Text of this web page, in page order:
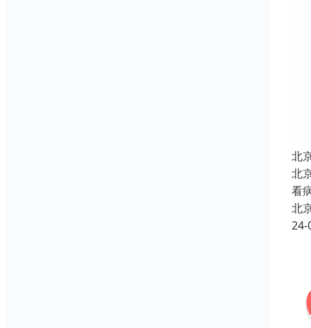
北
北
看
北
24-